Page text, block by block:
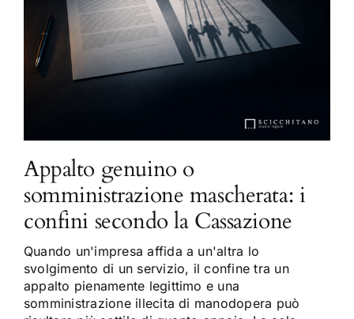
Appalto genuino o
somministrazione mascherata: i
confini secondo la Cassazione
Quando un'impresa affida a un'altra lo
svolgimento di un servizio, il confine tra un
appalto pienamente legittimo e una
somministrazione illecita di manodopera può